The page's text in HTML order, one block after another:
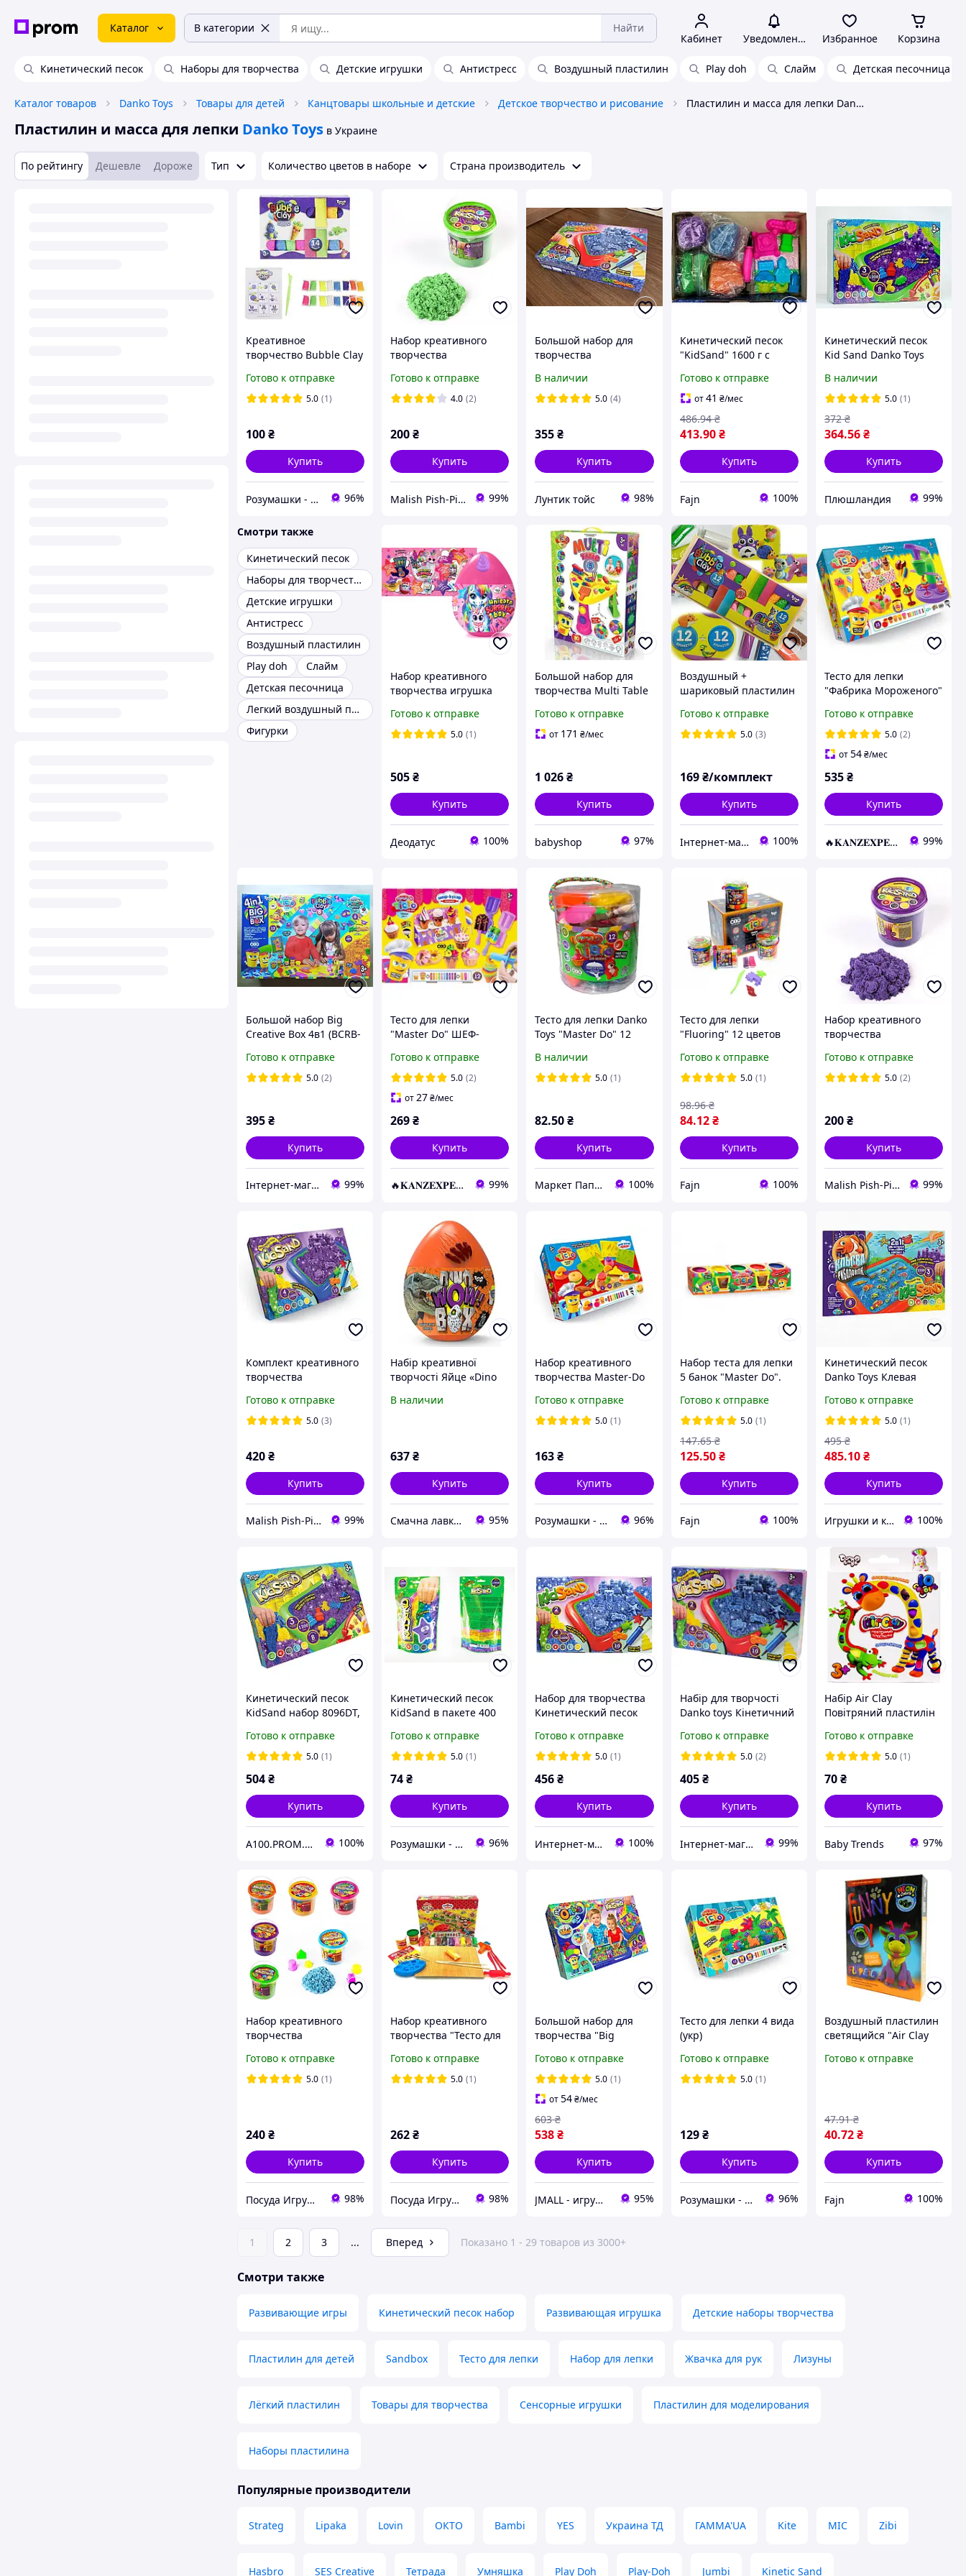
Каталог В категории Найти
Кабинет Уведомления Избранное Корзина
Кинетический песок Наборы для творчества Детские игрушки Антистресс Воздушный пластилин Play doh Слайм Детская песочница
Каталог товаров Danko Toys Товары для детей Канцтовары школьные и детские Детское творчество и рисование Пластилин и масса для лепки Danko Toys
Пластилин и масса для лепки Danko Toys в Украине
По рейтингу Дешевле Дороже Тип Количество цветов в наборе Страна производитель
Креативное
творчество Bubble Clay
набор 14 шт
шариковый пластилин
Готово к отправке
5.0 (1)
100₴
Купить
Розумашки - магазин игрушек и детских товаров 96%
Набор креативного
творчества
Danko Toys "KidSand"
1200 г (Зелёный)
Готово к отправке
4.0 (2)
200₴
Купить
Malish Pish-Pish 99%
Большой набор для
творчества
"Kid Sand",
1600г+надувная
В наличии
5.0 (4)
355₴
Купить
Лунтик тойс 98%
Кинетический песок
"KidSand" 1600 г с
Danko Toys
Готово к отправке
от41 ₴/мес
413.90 ₴
486.94 ₴
Купить
Fajn 100%
Кинетический песок
Kid Sand Danko Toys
формочками набор для
творчества KS-02-02U
В наличии
5.0 (1)
364.56₴
372 ₴
Купить
Плюшландия 99%
Смотри также
Кинетический песок
Наборы для творчества
Детские игрушки
Антистресс
Воздушный пластилин
Play doh
Слайм
Детская песочница
Легкий воздушный пластилин
Фигурки
Набор креативного
творчества игрушка
Surprise Box" USB-01-
01U DANKO
Готово к отправке
5.0 (1)
505₴
Купить
Деодатус 100%
Большой набор для
творчества Multi Table
Супер цена Українське
Виробництво ЯКІСТЬ
Готово к отправке
от 171 ₴/мес
1 026₴
Купить
babyshop 97%
Воздушный +
шариковый пластилин
Bubble Clay" Neon
colors / 24 шт (12+12) /
Готово к отправке
5.0 (3)
169 ₴/комплект
Купить
Інтернет-магазин "МАЛЮКИ" malyshy.com.ua 100%
Тесто для лепки
"Фабрика Мороженого"
УКР KNZ
Готово к отправке
5.0 (2)
от54₴/мес
535₴
Купить
🔥𝐊𝐀𝐍𝐙𝐄𝐗𝐏𝐄𝐑𝐓.com.ua🔥 99%
Большой набор Big
Creative Box 4в1 (BCRB-
лепки, шариковый
пластилин, масса с
Готово к отправке
5.0 (2)
395₴
Купить
Інтернет-магазин "Гармонія" 99%
Тесто для лепки
"Master Do" ШЕФ-
TMD-10-03U KNZ
Готово к отправке
5.0 (2)
от27₴/мес
269₴
Купить
🔥𝐊𝐀𝐍𝐙𝐄𝐗𝐏𝐄𝐑𝐓.com.ua🔥 99%
Тесто для лепки Danko
Toys "Master Do" 12
В наличии
5.0 (1)
82.50₴
Купить
Маркет Папір та Іграшки 100%
Тесто для лепки
"Fluoring" 12 цветов
Готово к отправке
5.0 (1)
84.12 ₴
98.96 ₴
Купить
Fajn 100%
Набор креативного
творчества
Danko Toys "KidSand"
1200 г (Фиолетовый)
Готово к отправке
5.0 (2)
200₴
Купить
Malish Pish-Pish 99%
Комплект креативного
творчества
KidSand, 1600г + 10
формочек
Готово к отправке
5.0 (3)
420₴
Купить
Malish Pish-Pish 99%
Набір креативної
творчості Яйце «Dino
38*25см
В наличии
637₴
Купить
Смачна лавка Продукти харчування та товари для дітей. 95%
Набор креативного
творчества Master-Do
TMD-17-04U Danko Toy
тесто для лепки формы
Готово к отправке
5.0 (1)
163₴
Купить
Розумашки - магазин игрушек и детских товаров 96%
Набор теста для лепки
5 банок "Master Do".
Готово к отправке
5.0 (1)
125.50 ₴
147.65 ₴
Купить
Fajn 100%
Кинетический песок
Danko Toys Клевая
рыбками, удочкой и
песочницей, арт. KRKS-
01-01U
Готово к отправке
5.0 (1)
485.10₴
495 ₴
Купить
Игрушки и канцтовары «Плюшево» 100%
Кинетический песок
KіdSand набор 8096DT,
песочница
Готово к отправке
5.0 (1)
504₴
Купить
A100.PROM.UA 100%
Кинетический песок
KidSand в пакете 400
волшебный песок
креативное детское
Готово к отправке
5.0 (1)
74₴
Купить
Розумашки - магазин игрушек и детских товаров 96%
Набор для творчества
Кинетический песок
песочница, формочки
Готово к отправке
5.0 (1)
456₴
Купить
Интернет-магазин TipTopToys 100%
Набір для творчості
Danko toys Кінетичний
пісочниця (Укр) (KS-02-
01U)
Готово к отправке
5.0 (2)
405 ₴
Купить
Інтернет-магазин "Гармонія" 99%
Набір Air Clay
Повітряний пластилін
українською
Готово к отправке
5.0 (1)
70₴
Купить
Baby Trends 97%
Набор креативного
творчества
"KidSand" в ведре, вес
1000г, Данко Тойс,
Готово к отправке
5.0 (1)
240₴
Купить
Посуда Игрушки Канцелярия Творчество Для Всей Семьи 98%
Набор креативного
творчества "Тесто для
ШЕФ-ПОВАР СУШИ
среднее
Готово к отправке
5.0 (1)
262₴
Купить
Посуда Игрушки Канцелярия Творчество Для Всей Семьи 98%
Большой набор для
творчества "Big
Danko toys
кинетический песок
Готово к отправке
5.0 (1)
от54₴/мес
538₴
603 ₴
Купить
JMALL - игрушки и товары для детей 95%
Тесто для лепки 4 вида
(укр)
Готово к отправке
5.0 (1)
129 ₴
Купить
Розумашки - магазин игрушек и детских товаров 96%
Воздушный пластилин
светящийся "Air Clay
Готово к отправке
40.72₴
47.91 ₴
Купить
Fajn 100%
1 2 3 ... Вперед Показано 1 - 29 товаров из 3000+
Смотри также
Развивающие игры Кинетический песок набор Развивающая игрушка Детские наборы творчества
Пластилин для детей Sandbox Тесто для лепки Набор для лепки Жвачка для рук Лизуны
Лёгкий пластилин Товары для творчества Сенсорные игрушки Пластилин для моделирования
Наборы пластилина
Популярные производители
Strateg Lipaka Lovin ОКТО Bambi YES Украина ТД ГАММА'UA Kite MIC Zibi
Hasbro SES Creative Тетрада Умняшка Play Doh Play-Doh Jumbi Kinetic Sand